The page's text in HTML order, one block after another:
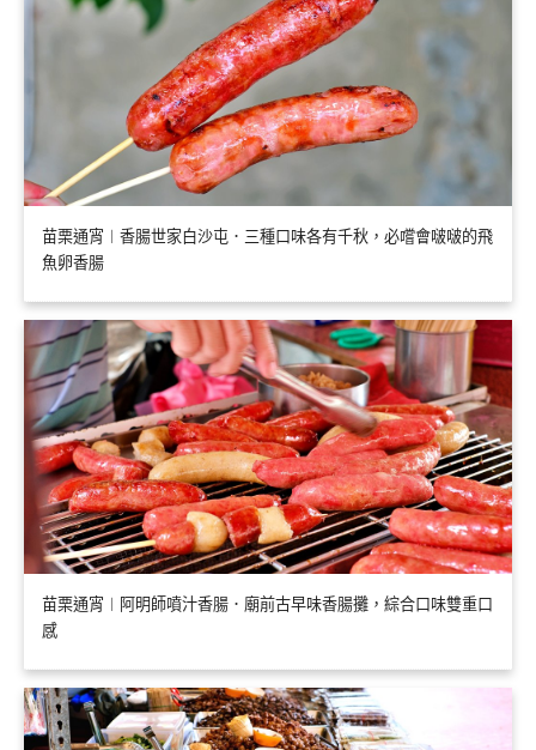
苗栗通宵︱香腸世家白沙屯．三種口味各有千秋，必嚐會啵啵的飛
魚卵香腸
苗栗通宵︱阿明師噴汁香腸．廟前古早味香腸攤，綜合口味雙重口
感